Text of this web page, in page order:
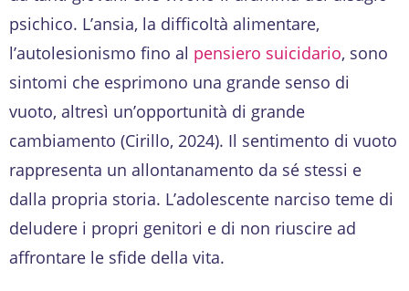
psichico. L’ansia, la difficoltà alimentare,
l’autolesionismo fino al pensiero suicidario, sono
sintomi che esprimono una grande senso di
vuoto, altresì un’opportunità di grande
cambiamento (Cirillo, 2024). Il sentimento di vuoto
rappresenta un allontanamento da sé stessi e
dalla propria storia. L’adolescente narciso teme di
deludere i propri genitori e di non riuscire ad
affrontare le sfide della vita.